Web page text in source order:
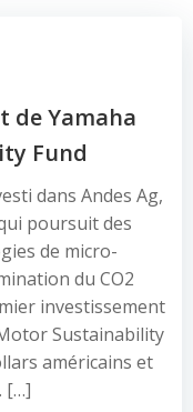
de Yamaha
Fund
dans Andes Ag,
poursuit des
de micro-
du CO2
investissement
Sustainability
américains et
[…]